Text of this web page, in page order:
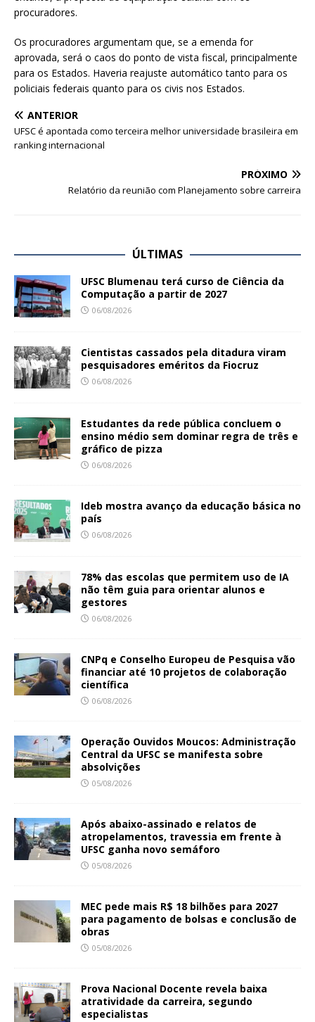
procuradores.
Os procuradores argumentam que, se a emenda for
aprovada, será o caos do ponto de vista fiscal, principalmente
para os Estados. Haveria reajuste automático tanto para os
policiais federais quanto para os civis nos Estados.
ANTERIOR
UFSC é apontada como terceira melhor universidade brasileira em
ranking internacional
PRÓXIMO
Relatório da reunião com Planejamento sobre carreira
ÚLTIMAS
UFSC Blumenau terá curso de Ciência da
Computação a partir de 2027
06/08/2026
Cientistas cassados pela ditadura viram
pesquisadores eméritos da Fiocruz
06/08/2026
Estudantes da rede pública concluem o
ensino médio sem dominar regra de três e
gráfico de pizza
06/08/2026
Ideb mostra avanço da educação básica no
país
06/08/2026
78% das escolas que permitem uso de IA
não têm guia para orientar alunos e
gestores
06/08/2026
CNPq e Conselho Europeu de Pesquisa vão
financiar até 10 projetos de colaboração
científica
06/08/2026
Operação Ouvidos Moucos: Administração
Central da UFSC se manifesta sobre
absolvições
05/08/2026
Após abaixo-assinado e relatos de
atropelamentos, travessia em frente à
UFSC ganha novo semáforo
05/08/2026
MEC pede mais R$ 18 bilhões para 2027
para pagamento de bolsas e conclusão de
obras
05/08/2026
Prova Nacional Docente revela baixa
atratividade da carreira, segundo
especialistas